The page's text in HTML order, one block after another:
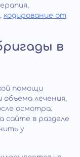
кодирование от
в
помощи
объема лечения,
осмотра.
сайте в разделе
у